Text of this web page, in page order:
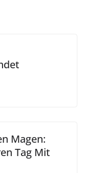
Magen:
Tag Mit